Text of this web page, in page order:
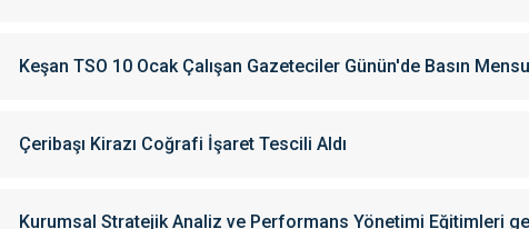
Keşan TSO 10 Ocak Çalışan Gazeteciler Günün'de Basın
Çeribaşı Kirazı Coğrafi İşaret Tescili Aldı
Kurumsal Stratejik Analiz ve Performans Yönetimi Eğitimleri